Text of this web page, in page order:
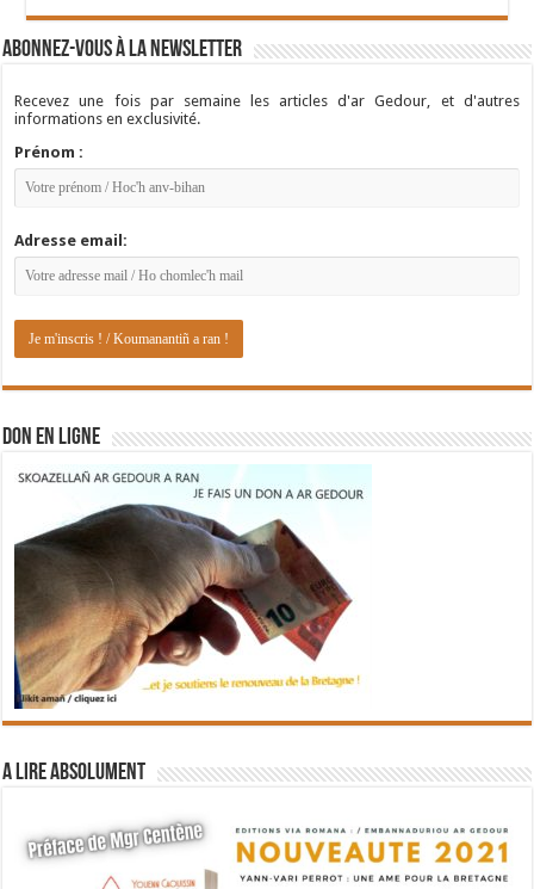
Abonnez-vous à la newsletter
Recevez une fois par semaine les articles d'ar Gedour, et d'autres
informations en exclusivité.
Prénom :
Adresse email:
DON EN LIGNE
A lire absolument